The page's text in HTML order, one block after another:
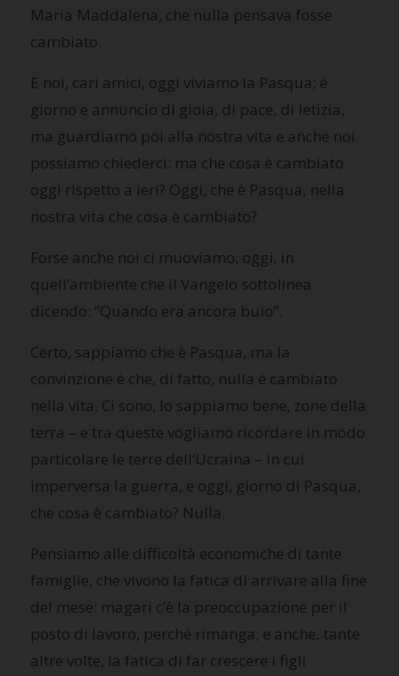
Maria Maddalena, che nulla pensava fosse
cambiato.
E noi, cari amici, oggi viviamo la Pasqua; è
giorno e annuncio di gioia, di pace, di letizia,
ma guardiamo poi alla nostra vita e anche noi
possiamo chiederci: ma che cosa è cambiato
oggi rispetto a ieri? Oggi, che è Pasqua, nella
nostra vita che cosa è cambiato?
Forse anche noi ci muoviamo, oggi, in
quell’ambiente che il Vangelo sottolinea
dicendo: “Quando era ancora buio”.
Certo, sappiamo che è Pasqua, ma la
convinzione è che, di fatto, nulla è cambiato
nella vita. Ci sono, lo sappiamo bene, zone della
terra – e tra queste vogliamo ricordare in modo
particolare le terre dell’Ucraina – in cui
imperversa la guerra, e oggi, giorno di Pasqua,
che cosa è cambiato? Nulla.
Pensiamo alle difficoltà economiche di tante
famiglie, che vivono la fatica di arrivare alla fine
del mese: magari c’è la preoccupazione per il
posto di lavoro, perché rimanga; e anche, tante
altre volte, la fatica di far crescere i figli